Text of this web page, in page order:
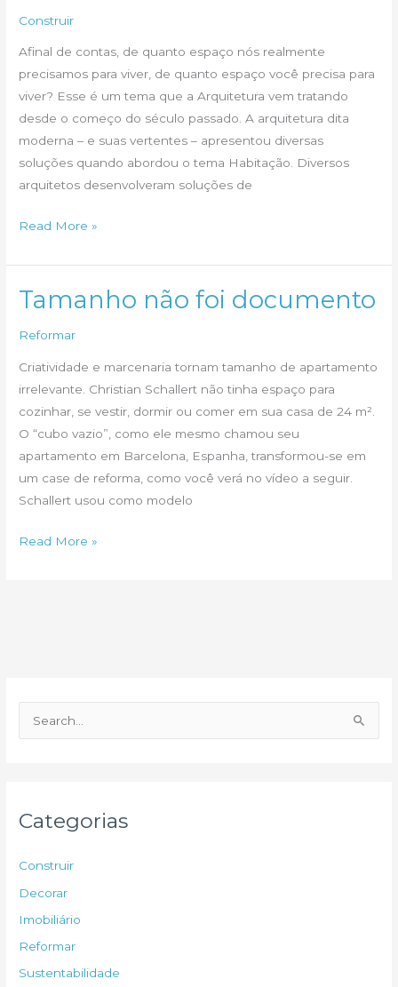
Construir
Afinal de contas, de quanto espaço nós realmente
precisamos para viver, de quanto espaço você precisa para
viver? Esse é um tema que a Arquitetura vem tratando
desde o começo do século passado. A arquitetura dita
moderna – e suas vertentes – apresentou diversas
soluções quando abordou o tema Habitação. Diversos
arquitetos desenvolveram soluções de
O
Grande
Apartamento
Read More »
Tamanho não foi documento
Reformar
Criatividade e marcenaria tornam tamanho de apartamento
irrelevante. Christian Schallert não tinha espaço para
cozinhar, se vestir, dormir ou comer em sua casa de 24 m².
O “cubo vazio”, como ele mesmo chamou seu
apartamento em Barcelona, Espanha, transformou-se em
um case de reforma, como você verá no vídeo a seguir.
Schallert usou como modelo
Tamanho
Read More »
e
p
o
r
Categorias
Construir
Decorar
Imobiliário
Reformar
Sustentabilidade